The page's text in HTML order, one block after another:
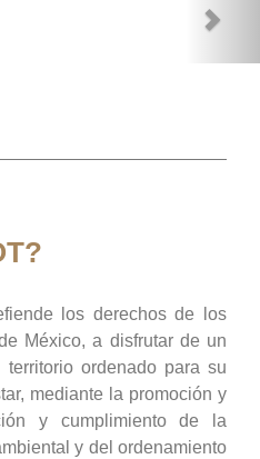
los derechos de los
México, a disfrutar de un
ordenado para su
mediante la promoción y
y cumplimiento de la
y del ordenamiento